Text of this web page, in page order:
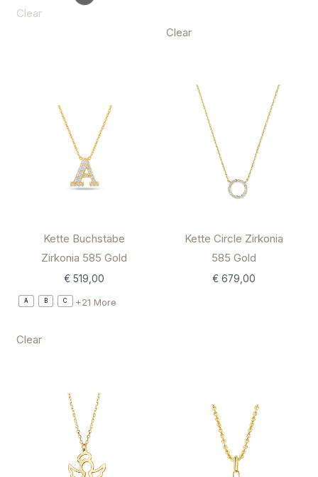
Clear
Clear
Kette Buchstabe
Zirkonia 585 Gold
€ 519,00
A B C +21 More
Clear
Kette Circle Zirkonia
585 Gold
€679,00